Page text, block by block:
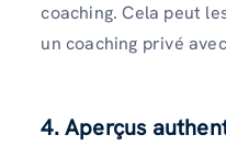
coaching. Cela peut
un coaching privé
4. Aperçus